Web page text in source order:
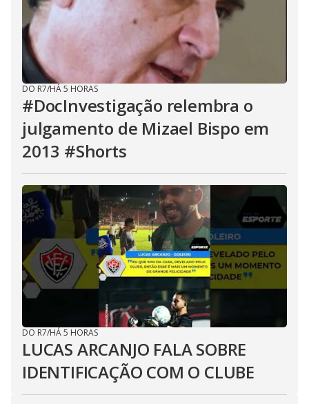
DO R7/HÁ 5 HORAS
#DocInvestigação relembra o
julgamento de Mizael Bispo em
2013 #Shorts
DO R7/HÁ 5 HORAS
LUCAS ARCANJO FALA SOBRE
IDENTIFICAÇÃO COM O CLUBE